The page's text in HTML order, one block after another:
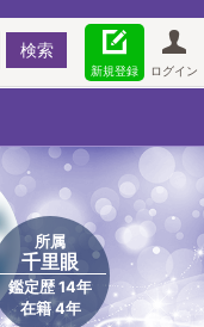
ログイン
新規登録
所属
千里眼
鑑定歴 14年
在籍 4年